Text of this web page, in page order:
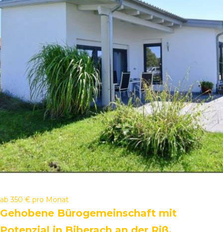
ab 350 € pro Monat
Gehobene Bürogemeinschaft mit